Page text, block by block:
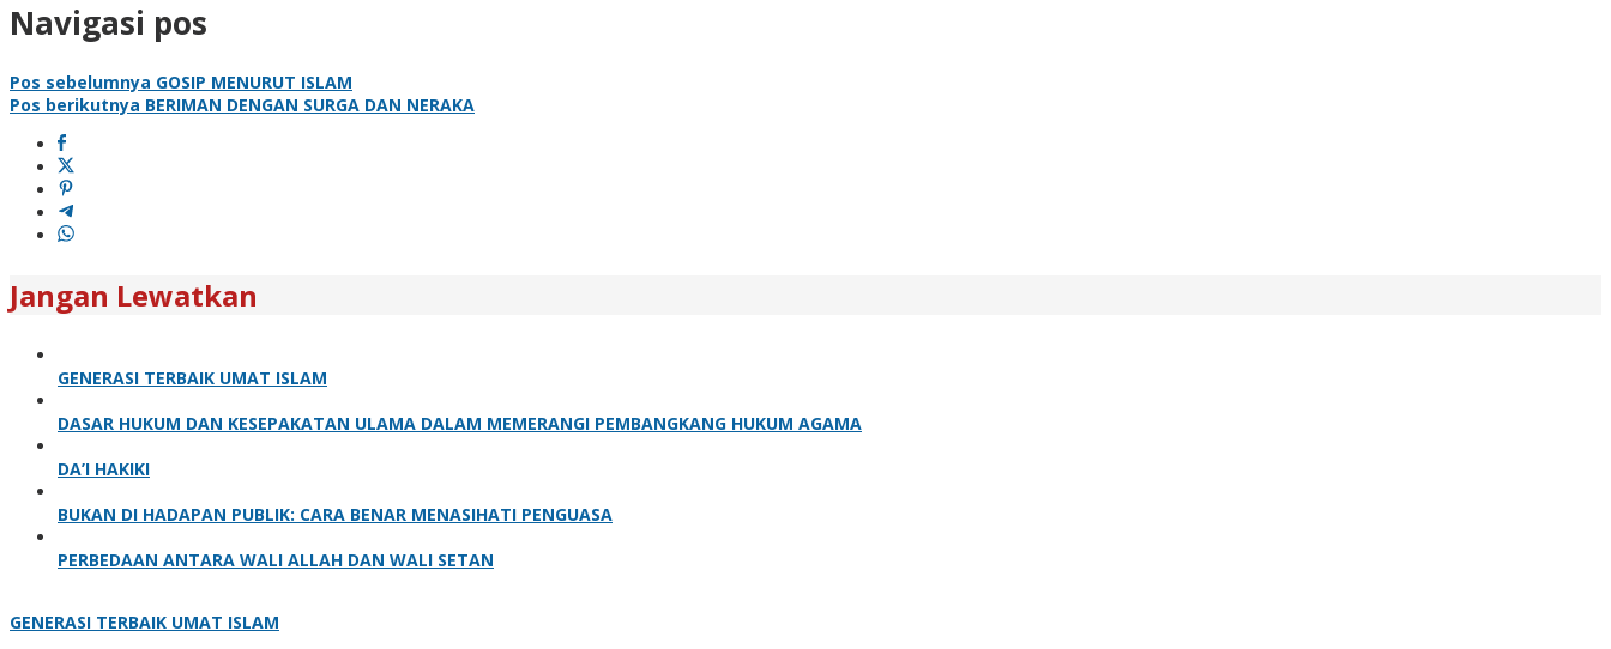
Navigasi pos
Pos sebelumnya GOSIP MENURUT ISLAM
Pos berikutnya BERIMAN DENGAN SURGA DAN NERAKA
Jangan Lewatkan
GENERASI TERBAIK UMAT ISLAM
DASAR HUKUM DAN KESEPAKATAN ULAMA DALAM MEMERANGI PEMBANGKANG HUKUM AGAMA
DA’I HAKIKI
BUKAN DI HADAPAN PUBLIK: CARA BENAR MENASIHATI PENGUASA
PERBEDAAN ANTARA WALI ALLAH DAN WALI SETAN
GENERASI TERBAIK UMAT ISLAM